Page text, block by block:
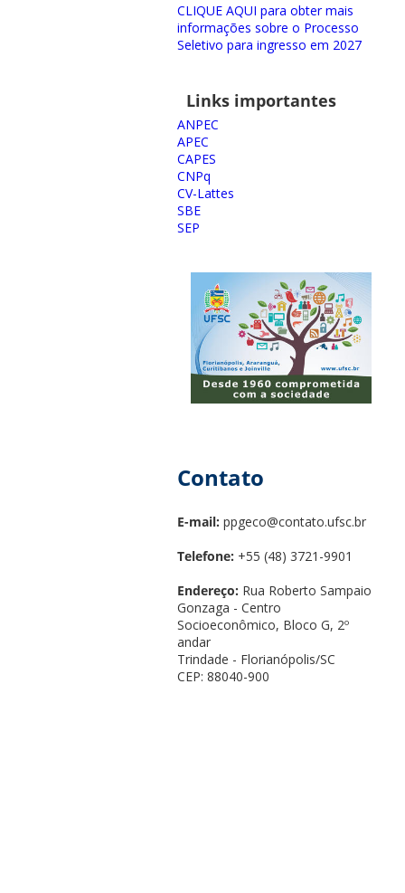
CLIQUE AQUI para obter mais
informações sobre o Processo
Seletivo para ingresso em 2027
Links importantes
ANPEC
APEC
CAPES
CNPq
CV-Lattes
SBE
SEP
Contato
E-mail: ppgeco@contato.ufsc.br
Telefone: +55 (48) 3721-9901
Endereço: Rua Roberto Sampaio
Gonzaga - Centro
Socioeconômico, Bloco G, 2º
andar
Trindade - Florianópolis/SC
CEP: 88040-900